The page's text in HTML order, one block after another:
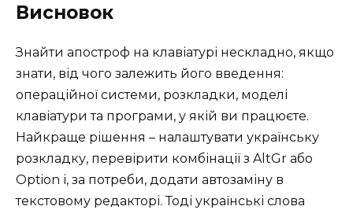
Висновок
Знайти апостроф на клавіатурі нескладно, якщо
знати, від чого залежить його введення:
операційної системи, розкладки, моделі
клавіатури та програми, у якій ви працюєте.
Найкраще рішення – налаштувати українську
розкладку, перевірити комбінації з AltGr або
Option і, за потреби, додати автозаміну в
текстовому редакторі. Тоді українські слова